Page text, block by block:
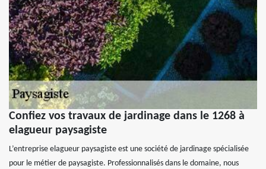
Confiez vos travaux de jardinage dans le 1268 à
elagueur paysagiste
L’entreprise elagueur paysagiste est une société de jardinage spécialisée
pour le métier de paysagiste. Professionnalisés dans le domaine, nous